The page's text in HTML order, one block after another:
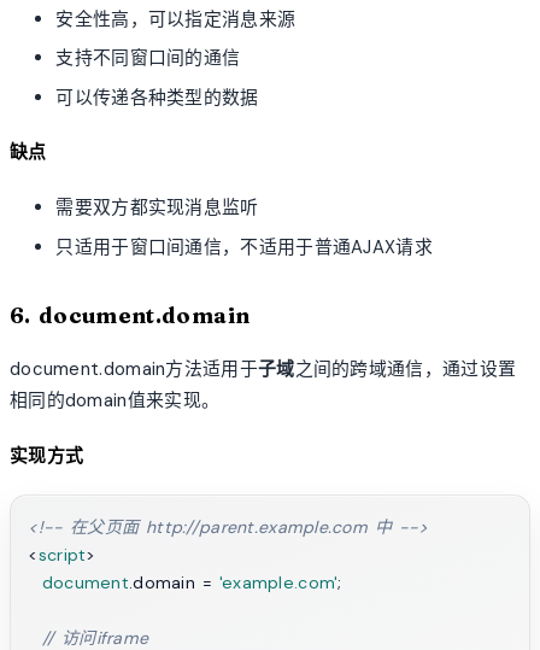
安全性高，可以指定消息来源
支持不同窗口间的通信
可以传递各种类型的数据
缺点
需要双方都实现消息监听
只适用于窗口间通信，不适用于普通AJAX请求
6. document.domain
document.domain方法适用于子域之间的跨域通信，通过设置
相同的domain值来实现。
实现方式
<!-- 在父页面 http://parent.example.com 中 -->
<script>
document.domain = 'example.com';
// 访问iframe